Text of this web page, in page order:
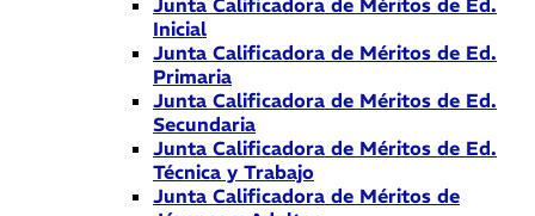
Junta Calificadora de Méritos de Ed.
Inicial
Junta Calificadora de Méritos de Ed.
Primaria
Junta Calificadora de Méritos de Ed.
Secundaria
Junta Calificadora de Méritos de Ed.
Técnica y Trabajo
Junta Calificadora de Méritos de